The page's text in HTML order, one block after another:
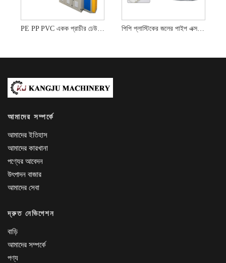
PE PP PVC একক প্রাচীর ঢেউতোলা পাইপ মেক মেশিন
আমাদের সম্পর্কে
আমাদের ইতিহাস
আমাদের কারখানা
পণ্যের আবেদন
উৎপাদন বাজার
আমাদের সেবা
দ্রুত নেভিগেশন
বাড়ি
আমাদের সম্পর্কে
পণ্য